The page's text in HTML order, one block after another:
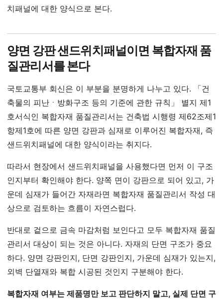
치패널에 대한 양식으로 본다.
양면 강판 샌드위치패널이면 복합자재 품
질관리서를 본다
국토교통부 회신은 이 부분을 분명하게 나누고 있다. 「건
축물의 피난ㆍ방화구조 등의 기준에 관한 규칙」 별지 제1
호서식인 복합자재 품질관리서는 건축법 시행령 제62조제1
항제1호에 따른 양면 강판과 심재로 이루어진 복합자재, 즉
샌드위치패널에 대한 양식이라는 취지다.
따라서 현장에서 샌드위치패널을 사용했다면 먼저 이 구조
인지부터 확인해야 한다. 양쪽 면이 강판으로 되어 있고, 가
운데 심재가 들어간 자재라면 복합자재 품질관리서 작성 대
상으로 검토하는 흐름이 자연스럽다.
반대로 겉으로 금속 마감처럼 보인다고 모두 복합자재 품질
관리서 대상이 되는 것은 아니다. 자재의 단면 구조가 중요
하다. 양면 강판인지, 단면 강판인지, 가운데 심재가 있는지,
외벽 단열재와 복합 시공된 것인지 구분해야 한다.
복합자재 여부는 제품명만 보고 판단하지 말고, 실제 단면 구